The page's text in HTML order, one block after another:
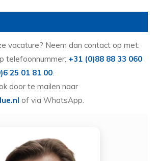
vacature? Neem dan contact op met:
telefoonnummer: +31 (0)88 88 33 060
25 01 81 00.
door te mailen naar
of via WhatsApp.